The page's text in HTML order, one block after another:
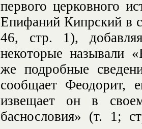
первого церковного
Епифаний Кипрский в
46, стр. 1),
некоторые называли
же подробные
сообщает Феодорит,
извещает он в
баснословия» (т. 1;